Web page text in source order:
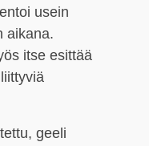
usein
aikana.
itse esittää
geeli